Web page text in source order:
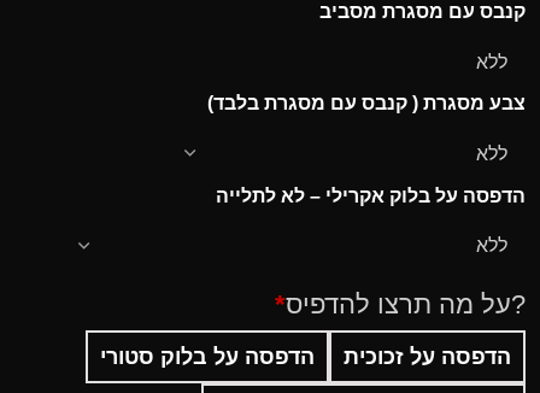
קנבס עם מסגרת מסביב
צבע מסגרת ( קנבס עם מסגרת בלבד)
הדפסה על בלוק אקרילי – לא לתלייה
?על מה תרצו להדפיס*
הדפסה על זכוכית הדפסה על בלוק סטורי